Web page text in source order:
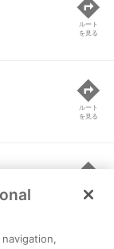
ルート
を見る
ルート
を見る
ルート
を見る